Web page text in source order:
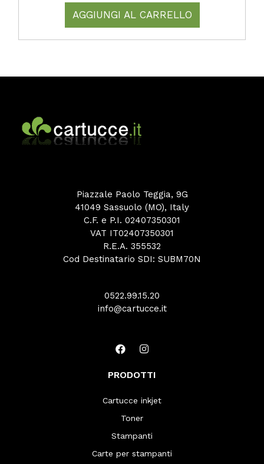
AGGIUNGI AL CARRELLO
Piazzale Paolo Teggia, 9G
41049 Sassuolo (MO), Italy
C.F. e P.I. 02407350301
VAT IT02407350301
R.E.A. 355532
Cod Destinatario SDI: SUBM70N
0522.99.15.20
info@cartucce.it
PRODOTTI
Cartucce inkjet
Toner
Stampanti
Carte per stampanti